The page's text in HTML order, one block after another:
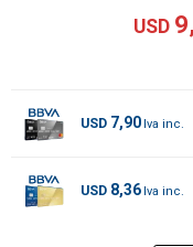
USD
USD 7,90
USD 8,36